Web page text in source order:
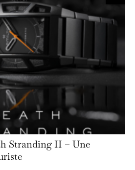
Stranding II – Une